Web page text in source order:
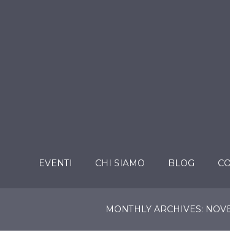
EVENTI CHI SIAMO BLOG
MONTHLY ARCHIVES: